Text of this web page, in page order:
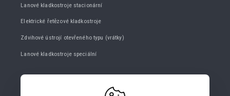
Lanové kladkostroje stacionární
Elektrické řetězové kladkostroje
Zdvihové ústrojí otevřeného typu (vrátky)
Lanové kladkostroje speciální